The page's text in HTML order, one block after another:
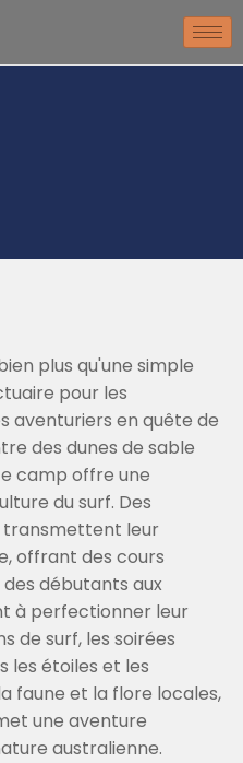
plus qu'une simple
pour les
aventuriers en quête de
des dunes de sable
camp offre une
du surf. Des
transmettent leur
offrant des cours
débutants aux
à perfectionner leur
de surf, les soirées
les étoiles et les
faune et la flore locales,
une aventure
australienne.